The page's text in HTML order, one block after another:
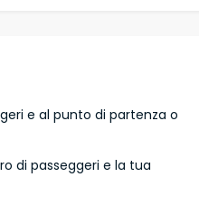
e al punto di partenza o
di passeggeri e la tua